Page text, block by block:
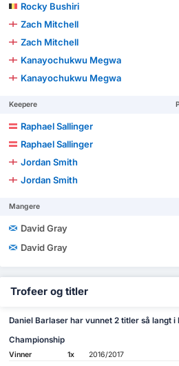
Rocky Bushiri
Zach Mitchell
Zach Mitchell
Kanayochukwu Megwa
Kanayochukwu Megwa
Keepere
Raphael Sallinger
Raphael Sallinger
Jordan Smith
Jordan Smith
Mangere
David Gray
David Gray
Trofeer og titler
Daniel Barlaser har vunnet 2 titler så langt
Championship
Vinner 1x 2016/2017